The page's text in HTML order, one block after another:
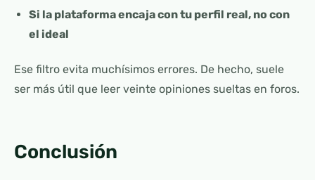
Si la plataforma encaja con tu perfil real, no con
el ideal
Ese filtro evita muchísimos errores. De hecho, suele
ser más útil que leer veinte opiniones sueltas en foros.
Conclusión